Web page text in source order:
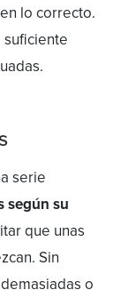
lo correcto.
serie
según su
que unas
Sin
o